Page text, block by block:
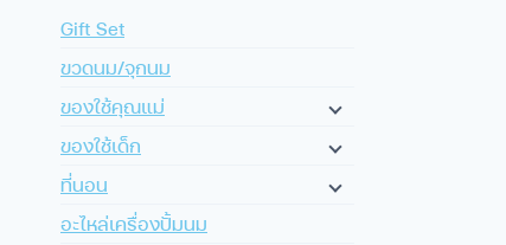
Gift Set
ขวดนม/จุกนม
ของใช้คุณแม่
ของใช้เด็ก
ที่นอน
อะไหล่เครื่องปั้มนม